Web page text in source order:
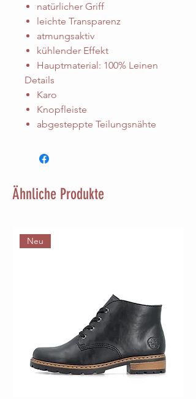
natürlicher Griff
leichte Transparenz
atmungsaktiv
kühlender Effekt
Hauptmaterial: 100% Leinen
Details
Karo
Knopfleiste
abgesteppte Teilungsnähte
Ähnliche Produkte
Neu